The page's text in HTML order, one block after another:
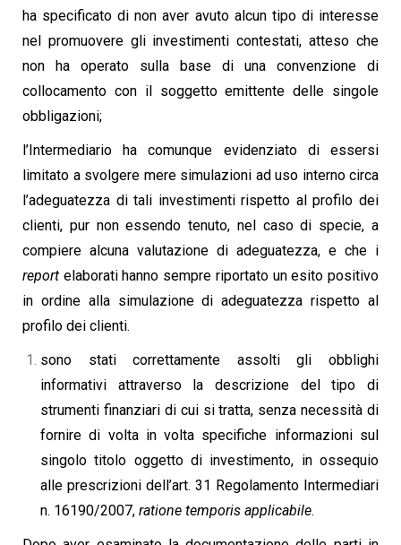
ha specificato di non aver avuto alcun tipo di interesse
nel promuovere gli investimenti contestati, atteso che
non ha operato sulla base di una convenzione di
collocamento con il soggetto emittente delle singole
obbligazioni;
l’Intermediario ha comunque evidenziato di essersi
limitato a svolgere mere simulazioni ad uso interno circa
l’adeguatezza di tali investimenti rispetto al profilo dei
clienti, pur non essendo tenuto, nel caso di specie, a
compiere alcuna valutazione di adeguatezza, e che i
report elaborati hanno sempre riportato un esito positivo
in ordine alla simulazione di adeguatezza rispetto al
profilo dei clienti.
sono stati correttamente assolti gli obblighi
informativi attraverso la descrizione del tipo di
strumenti finanziari di cui si tratta, senza necessità di
fornire di volta in volta specifiche informazioni sul
singolo titolo oggetto di investimento, in ossequio
alle prescrizioni dell’art. 31 Regolamento Intermediari
n. 16190/2007, ratione temporis applicabile.